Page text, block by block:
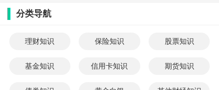
分类导航
理财知识 保险知识 股票知识
基金知识 信用卡知识 期货知识